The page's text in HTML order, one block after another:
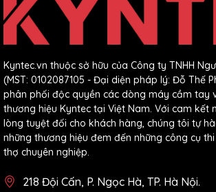
7. Vì Sao Nên Chọn Máy Phun Sơn Pin Kyntec
Kyntec KT81 là giải pháp phù hợp cho người
hoạt. Sản phẩm kết hợp giữa động cơ không
Kyntec.vn thuộc sở hữu của Công ty TNHH
(MST: 0102087105 - Đại diện pháp lý: Đỗ Thế
phân phối độc quyền các dòng máy cầm tay
thương hiệu Kyntec tại Việt Nam. Với cam kết
lòng tuyệt đối cho khách hàng, chúng tôi tự
những thương hiệu đem đến những công cụ
thợ chuyên nghiệp.
218 Đội Cấn, P. Ngọc Hà, TP. Hà Nội.